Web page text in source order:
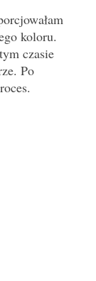
koloru.
czasie
Po